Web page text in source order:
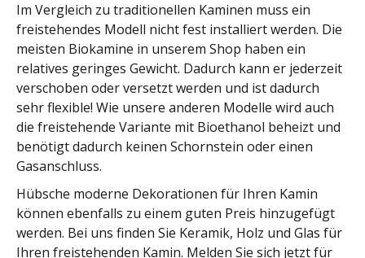
Im Vergleich zu traditionellen Kaminen muss ein
freistehendes Modell nicht fest installiert werden. Die
meisten Biokamine in unserem Shop haben ein
relatives geringes Gewicht. Dadurch kann er jederzeit
verschoben oder versetzt werden und ist dadurch
sehr flexible! Wie unsere anderen Modelle wird auch
die freistehende Variante mit Bioethanol beheizt und
benötigt dadurch keinen Schornstein oder einen
Gasanschluss.
Hübsche moderne Dekorationen für Ihren Kamin
können ebenfalls zu einem guten Preis hinzugefügt
werden. Bei uns finden Sie Keramik, Holz und Glas für
Ihren freistehenden Kamin. Melden Sie sich jetzt für